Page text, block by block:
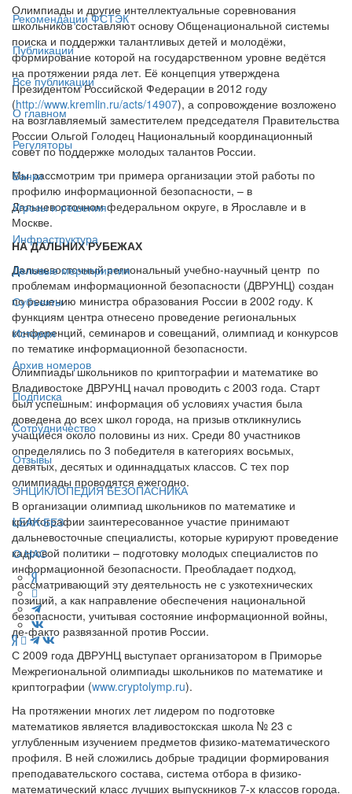
Рекомендации ФСТЭК
Публикации
Все публикации
О главном
Регуляторы
Банки
Угрозы и решения
Инфраструктура
Деловые мероприятия
Субъекты
История
Архив номеров
Подписка
Сотрудничество
Отзывы
ЭНЦИКЛОПЕДИЯ БЕЗОПАСНИКА
LEAK-БЕЗ
О НАС
Олимпиады и другие интеллектуальные соревнования
школьников составляют основу Общенациональной системы
поиска и поддержки талантливых детей и молодёжи,
формирование которой на государственном уровне ведётся
на протяжении ряда лет. Её концепция утверждена
Президентом Российской Федерации в 2012 году
(http://www.kremlin.ru/acts/14907), а сопровождение возложено
на возглавляемый заместителем председателя Правительства
России Ольгой Голодец Национальный координационный
совет по поддержке молодых талантов России.
Мы рассмотрим три примера организации этой работы по
профилю информационной безопасности, – в
Дальневосточном федеральном округе, в Ярославле и в
Москве.
НА ДАЛЬНИХ РУБЕЖАХ
Дальневосточный региональный учебно-научный центр по
проблемам информационной безопасности (ДВРУНЦ) создан
по решению министра образования России в 2002 году. К
функциям центра отнесено проведение региональных
конференций, семинаров и совещаний, олимпиад и конкурсов
по тематике информационной безопасности.
Олимпиады школьников по криптографии и математике во
Владивостоке ДВРУНЦ начал проводить с 2003 года. Старт
был успешным: информация об условиях участия была
доведена до всех школ города, на призыв откликнулись
учащиеся около половины из них. Среди 80 участников
определялись по 3 победителя в категориях восьмых,
девятых, десятых и одиннадцатых классов. С тех пор
олимпиады проводятся ежегодно.
В организации олимпиад школьников по математике и
криптографии заинтересованное участие принимают
дальневосточные специалисты, которые курируют проведение
кадровой политики – подготовку молодых специалистов по
информационной безопасности. Преобладает подход,
рассматривающий эту деятельность не с узкотехнических
позиций, а как направление обеспечения национальной
безопасности, учитывая состояние информационной войны,
де-факто развязанной против России.
С 2009 года ДВРУНЦ выступает организатором в Приморье
Межрегиональной олимпиады школьников по математике и
криптографии (www.cryptolymp.ru).
На протяжении многих лет лидером по подготовке
математиков является владивостокская школа № 23 с
углубленным изучением предметов физико-математического
профиля. В ней сложились добрые традиции формирования
преподавательского состава, система отбора в физико-
математический класс лучших выпускников 7-х классов города.